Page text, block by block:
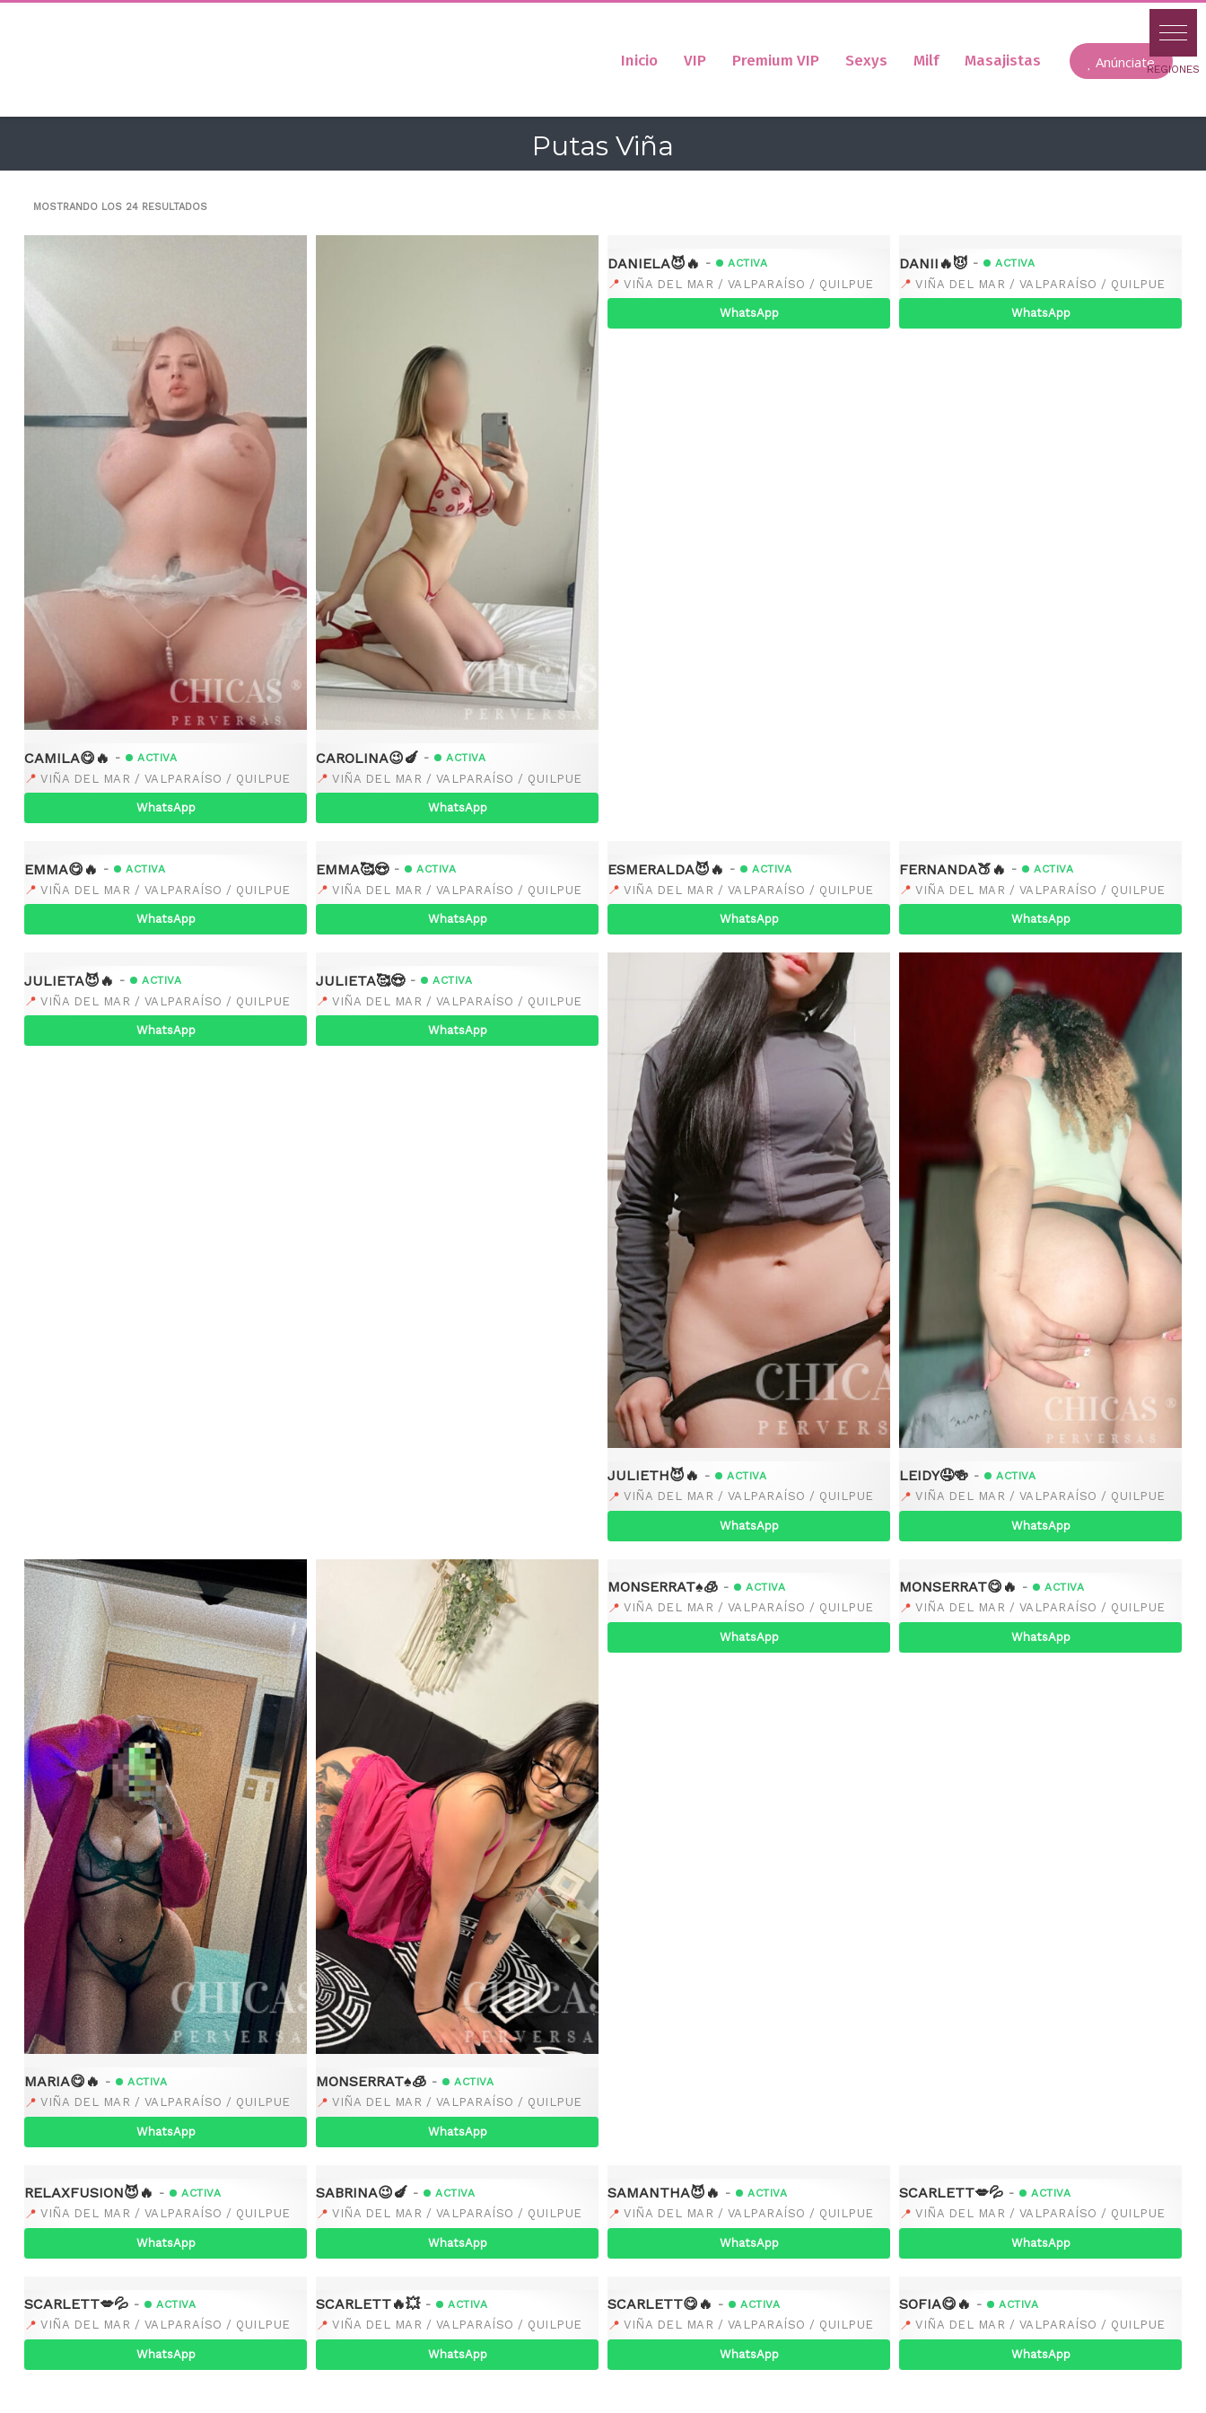
Inicio VIP Premium VIP Sexys Milf Masajistas Anúnciate
Putas Viña
MOSTRANDO LOS 24 RESULTADOS
CAMILA😋🔥 - ACTIVA
📍 VIÑA DEL MAR / VALPARAÍSO / QUILPUE
WhatsApp
CAROLINA😉🍆 - ACTIVA
📍 VIÑA DEL MAR / VALPARAÍSO / QUILPUE
WhatsApp
DANIELA😈🔥 - ACTIVA
📍 VIÑA DEL MAR / VALPARAÍSO / QUILPUE
WhatsApp
DANII🔥😈 - ACTIVA
📍 VIÑA DEL MAR / VALPARAÍSO / QUILPUE
WhatsApp
EMMA😋🔥 - ACTIVA
📍 VIÑA DEL MAR / VALPARAÍSO / QUILPUE
WhatsApp
EMMA🥰😍 - ACTIVA
📍 VIÑA DEL MAR / VALPARAÍSO / QUILPUE
WhatsApp
ESMERALDA😈🔥 - ACTIVA
📍 VIÑA DEL MAR / VALPARAÍSO / QUILPUE
WhatsApp
FERNANDA🍑🔥 - ACTIVA
📍 VIÑA DEL MAR / VALPARAÍSO / QUILPUE
WhatsApp
JULIETA😈🔥 - ACTIVA
📍 VIÑA DEL MAR / VALPARAÍSO / QUILPUE
WhatsApp
JULIETA🥰😍 - ACTIVA
📍 VIÑA DEL MAR / VALPARAÍSO / QUILPUE
WhatsApp
JULIETH😈🔥 - ACTIVA
📍 VIÑA DEL MAR / VALPARAÍSO / QUILPUE
WhatsApp
LEIDY🤤🍻 - ACTIVA
📍 VIÑA DEL MAR / VALPARAÍSO / QUILPUE
WhatsApp
MARIA😋🔥 - ACTIVA
📍 VIÑA DEL MAR / VALPARAÍSO / QUILPUE
WhatsApp
MONSERRAT♠️🧊 - ACTIVA
📍 VIÑA DEL MAR / VALPARAÍSO / QUILPUE
WhatsApp
MONSERRAT♠️🧊 - ACTIVA
📍 VIÑA DEL MAR / VALPARAÍSO / QUILPUE
WhatsApp
MONSERRAT😋🔥 - ACTIVA
📍 VIÑA DEL MAR / VALPARAÍSO / QUILPUE
WhatsApp
RELAXFUSION😈🔥 - ACTIVA
📍 VIÑA DEL MAR / VALPARAÍSO / QUILPUE
WhatsApp
SABRINA😉🍆 - ACTIVA
📍 VIÑA DEL MAR / VALPARAÍSO / QUILPUE
WhatsApp
SAMANTHA😈🔥 - ACTIVA
📍 VIÑA DEL MAR / VALPARAÍSO / QUILPUE
WhatsApp
SCARLETT💋💦 - ACTIVA
📍 VIÑA DEL MAR / VALPARAÍSO / QUILPUE
WhatsApp
SCARLETT💋💦 - ACTIVA
📍 VIÑA DEL MAR / VALPARAÍSO / QUILPUE
WhatsApp
SCARLETT🔥💥 - ACTIVA
📍 VIÑA DEL MAR / VALPARAÍSO / QUILPUE
WhatsApp
SCARLETT😋🔥 - ACTIVA
📍 VIÑA DEL MAR / VALPARAÍSO / QUILPUE
WhatsApp
SOFIA😋🔥 - ACTIVA
📍 VIÑA DEL MAR / VALPARAÍSO / QUILPUE
WhatsApp